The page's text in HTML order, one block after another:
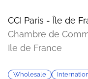
CCI Paris - Île de
Chambre de
Ile de France
Wholesale